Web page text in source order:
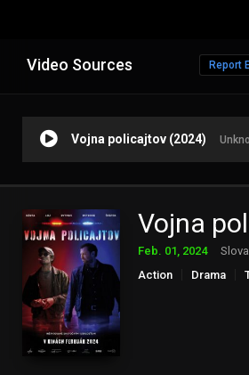
Video Sources Report
Vojna policajtov (2024)
Vojna
Feb. 01, 2024
Action
Drama